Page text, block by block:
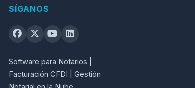
el CFDI, por el importe total
de que se trate. (sería el
de alta ante el SAT y expedir
sean personas físicas y
II de la Ley del ISR, y el
SÍGANOS
Software para Notarios |
Facturación CFDI | Gestión